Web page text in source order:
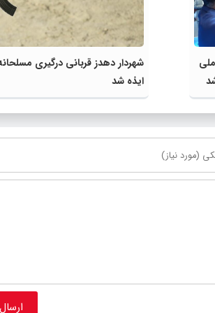
شهردار دهدز قربانی درگیری
ایذه شد